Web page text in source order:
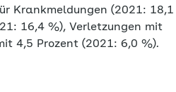
Krankmeldungen (2021: 18,1
16,4 %), Verletzungen mit
4,5 Prozent (2021: 6,0 %).